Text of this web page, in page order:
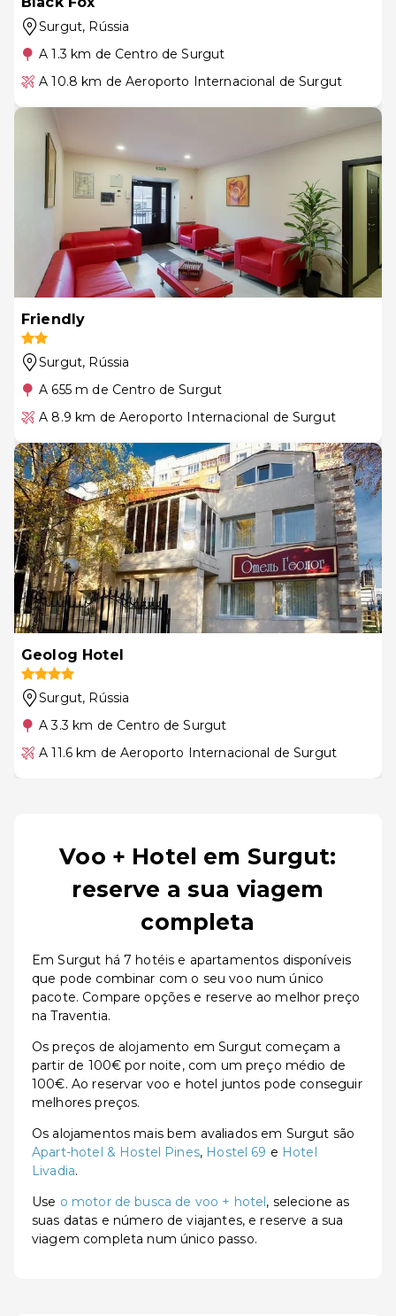
Surgut, Rússia
A 1.3 km de Centro de Surgut
A 10.8 km de Aeroporto Internacional de Surgut
Friendly
Surgut, Rússia
A 655 m de Centro de Surgut
A 8.9 km de Aeroporto Internacional de Surgut
Geolog Hotel
Surgut, Rússia
A 3.3 km de Centro de Surgut
A 11.6 km de Aeroporto Internacional de Surgut
Voo + Hotel em Surgut:
reserve a sua viagem
completa
Em Surgut há 7 hotéis e apartamentos disponíveis
que pode combinar com o seu voo num único
pacote. Compare opções e reserve ao melhor preço
na Traventia.
Os preços de alojamento em Surgut começam a
partir de 100€ por noite, com um preço médio de
100€. Ao reservar voo e hotel juntos pode conseguir
melhores preços.
Os alojamentos mais bem avaliados em Surgut são
Apart-hotel & Hostel Pines, Hostel 69 e Hotel
Livadia.
Use o motor de busca de voo + hotel, selecione as
suas datas e número de viajantes, e reserve a sua
viagem completa num único passo.